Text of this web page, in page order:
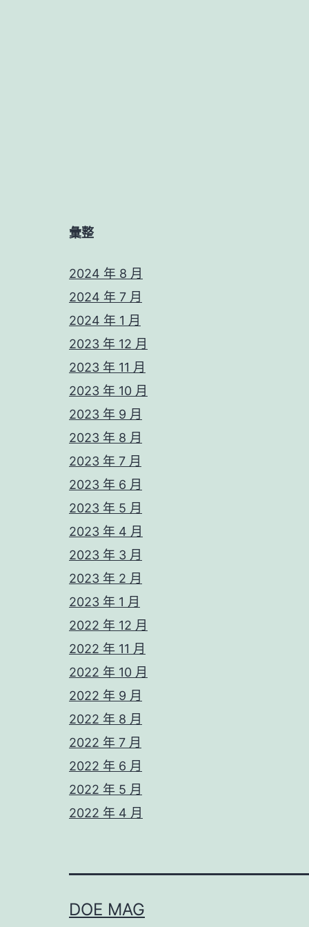
彙整
2024 年 8 月
2024 年 7 月
2024 年 1 月
2023 年 12 月
2023 年 11 月
2023 年 10 月
2023 年 9 月
2023 年 8 月
2023 年 7 月
2023 年 6 月
2023 年 5 月
2023 年 4 月
2023 年 3 月
2023 年 2 月
2023 年 1 月
2022 年 12 月
2022 年 11 月
2022 年 10 月
2022 年 9 月
2022 年 8 月
2022 年 7 月
2022 年 6 月
2022 年 5 月
2022 年 4 月
DOE MAG